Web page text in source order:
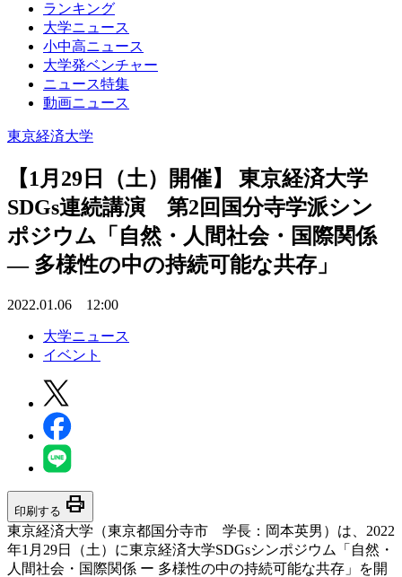
ランキング
大学ニュース
小中高ニュース
大学発ベンチャー
ニュース特集
動画ニュース
東京経済大学
【1月29日（土）開催】 東京経済大学
SDGs連続講演 第2回国分寺学派シン
ポジウム「自然・人間社会・国際関係
— 多様性の中の持続可能な共存」
2022.01.06 12:00
大学ニュース
イベント
印刷する print
東京経済大学（東京都国分寺市 学長：岡本英男）は、2022
年1月29日（土）に東京経済大学SDGsシンポジウム「自然・
人間社会・国際関係 ー 多様性の中の持続可能な共存」を開